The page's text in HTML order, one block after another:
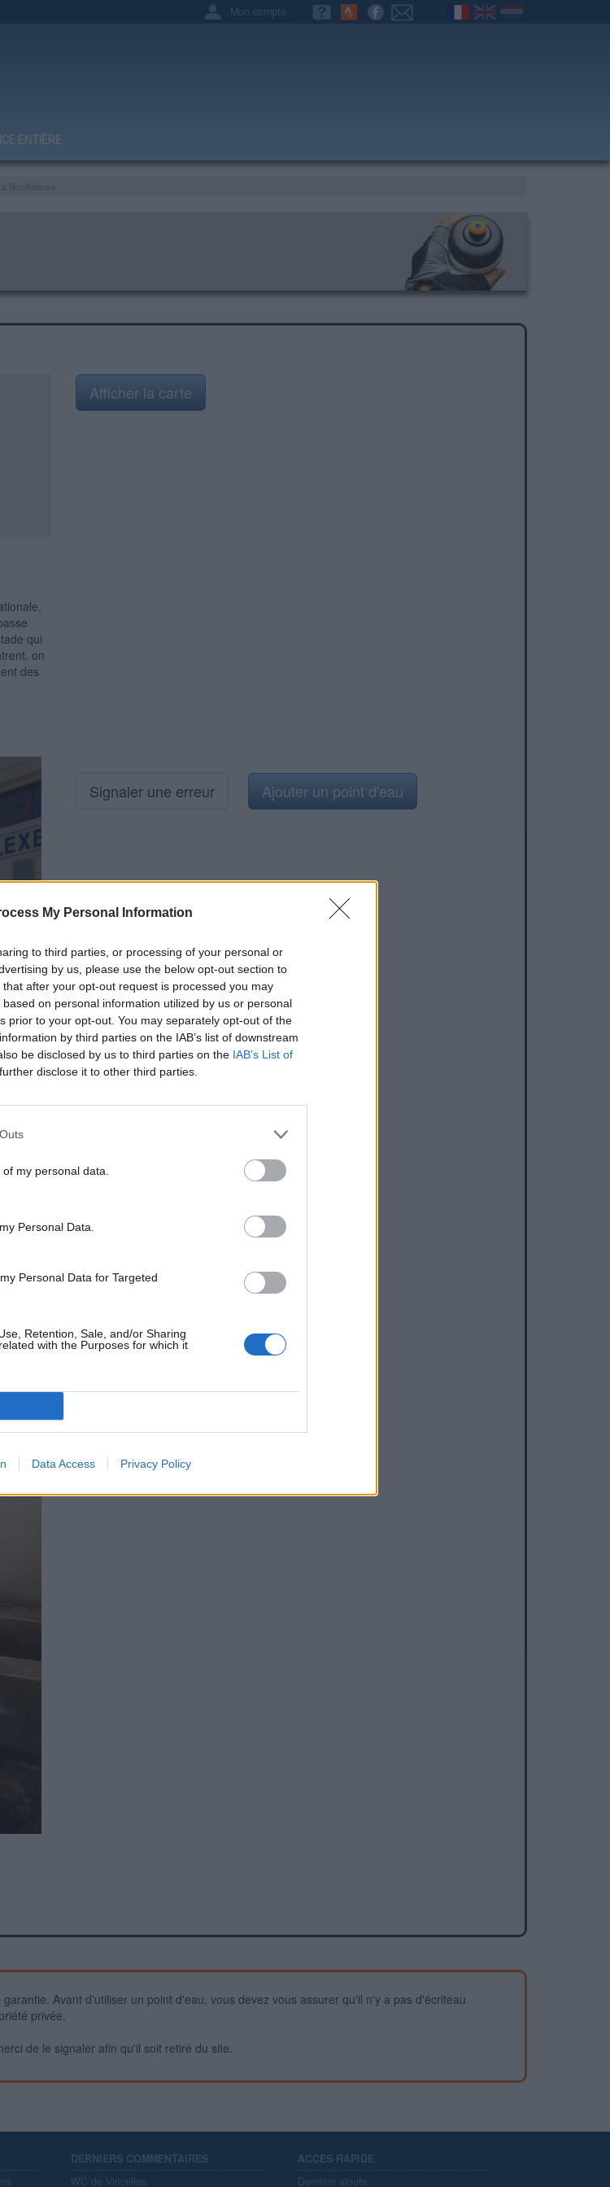
My Personal Information
to third parties, or processing of your personal or
by us, please use the below opt-out section to
after your opt-out request is processed you may
on personal information utilized by us or personal
prior to your opt-out. You may separately opt-out of the
by third parties on the IAB’s list of downstream
be disclosed by us to third parties on the IAB’s List of
disclose it to other third parties.
my personal data.
Personal Data.
Personal Data for Targeted
Retention, Sale, and/or Sharing
with the Purposes for which it
Data Access Privacy Policy
Mon compte
ENTIÈRE
qui
on
des
Afficher la carte
Signaler une erreur Ajouter un point d'eau
Avant d'utiliser un point d'eau, vous devez vous assurer qu'il n'y a pas d'écriteau
privée.
de le signaler afin qu'il soit retiré du site.
DERNIERS COMMENTAIRES
WC de Viricelles
ACCES RAPIDE
Derniers ajouts